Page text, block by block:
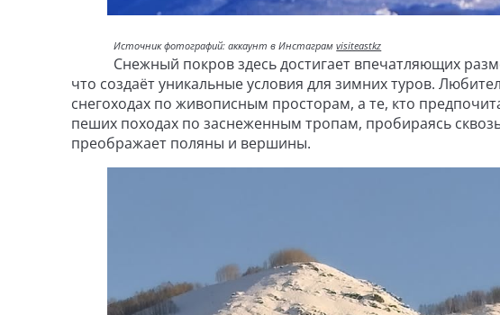
Источник фотографий: аккаунт в Инстаграмvisiteastkz
Снежный покров здесь достигает впечатляющих
что создаёт уникальные условия для зимних туров.
снегоходах по живописным просторам, а те, кто
пеших походах по заснеженным тропам, пробираясь
преображает поляны и вершины.